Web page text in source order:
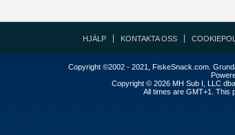
HJÄLP KONTAKTA OSS
Copyright ©2002 - 2021, FiskeSnack.com.
Copyright © 2026 MH Sub I, LLC
All times are GMT+1. This